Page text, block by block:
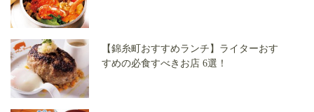
【錦糸町おすすめランチ】ライターおす
すめの必食すべきお店 6選！